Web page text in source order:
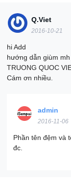
Q.Viet
2016-10-21
hi Add
hướng dẫn giùm
TRUONG QUOC
Cám ơn nhiều.
admin
2016-11-06
Phần tên đệm và
đc.